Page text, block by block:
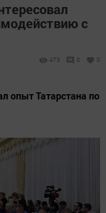
с
473 0 0
опыт Татарстана по